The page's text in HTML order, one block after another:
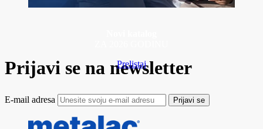
Prelistaj
Prijavi se na newsletter
E-mail adresa Prijavi se